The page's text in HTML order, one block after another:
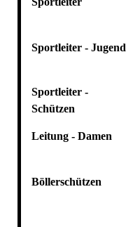
Sportleiter - Jugend
Sportleiter -
Schützen
Leitung - Damen
Böllerschützen